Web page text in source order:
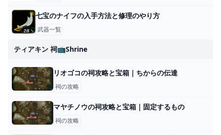
七宝のナイフの入手方法と修理のやり方
武器一覧
ティアキン 祠📺shrine
リオゴコの祠攻略と宝箱｜ちからの伝達
祠の攻略
マヤチノウの祠攻略と宝箱｜固定するもの
祠の攻略